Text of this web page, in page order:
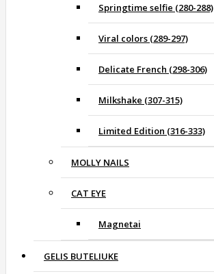
Springtime selfie (280-288)
Viral colors (289-297)
Delicate French (298-306)
Milkshake (307-315)
Limited Edition (316-333)
MOLLY NAILS
CAT EYE
Magnetai
GELIS BUTELIUKE